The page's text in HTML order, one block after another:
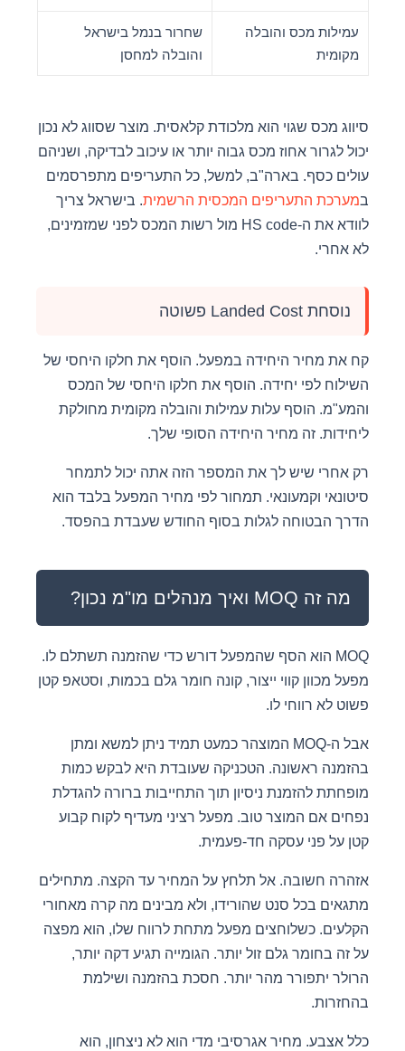
עמילות מכס והובלה
מקומית
שחרור בנמל בישראל
והובלה למחסן
סיווג מכס שגוי הוא מלכודת קלאסית. מוצר שסווג לא נכון
יכול לגרור אחוז מכס גבוה יותר או עיכוב לבדיקה, ושניהם
עולים כסף. בארה"ב, למשל, כל התעריפים מתפרסמים
במערכת התעריפים המכסית הרשמית. בישראל צריך
לוודא את ה-HS code מול רשות המכס לפני שמזמינים,
לא אחרי.
נוסחת Landed Cost פשוטה
קח את מחיר היחידה במפעל. הוסף את חלקו היחסי של
השילוח לפי יחידה. הוסף את חלקו היחסי של המכס
והמע"מ. הוסף עלות עמילות והובלה מקומית מחולקת
ליחידות. זה מחיר היחידה הסופי שלך.
רק אחרי שיש לך את המספר הזה אתה יכול לתמחר
סיטונאי וקמעונאי. תמחור לפי מחיר המפעל בלבד הוא
הדרך הבטוחה לגלות בסוף החודש שעבדת בהפסד.
מה זה MOQ ואיך מנהלים מו"מ נכון?
MOQ הוא הסף שהמפעל דורש כדי שהזמנה תשתלם לו.
מפעל מכוון קווי ייצור, קונה חומר גלם בכמות, וסטאפ קטן
פשוט לא רווחי לו.
אבל ה-MOQ המוצהר כמעט תמיד ניתן למשא ומתן
בהזמנה ראשונה. הטכניקה שעובדת היא לבקש כמות
מופחתת להזמנת ניסיון תוך התחייבות ברורה להגדלת
נפחים אם המוצר טוב. מפעל רציני מעדיף לקוח קבוע
קטן על פני עסקה חד-פעמית.
אזהרה חשובה. אל תלחץ על המחיר עד הקצה. מתחילים
מתגאים בכל סנט שהורידו, ולא מבינים מה קרה מאחורי
הקלעים. כשלוחצים מפעל מתחת לרווח שלו, הוא מפצה
על זה בחומר גלם זול יותר. הגומייה תגיע דקה יותר,
הרולר יתפורר מהר יותר. חסכת בהזמנה ושילמת
בהחזרות.
כלל אצבע. מחיר אגרסיבי מדי הוא לא ניצחון, הוא